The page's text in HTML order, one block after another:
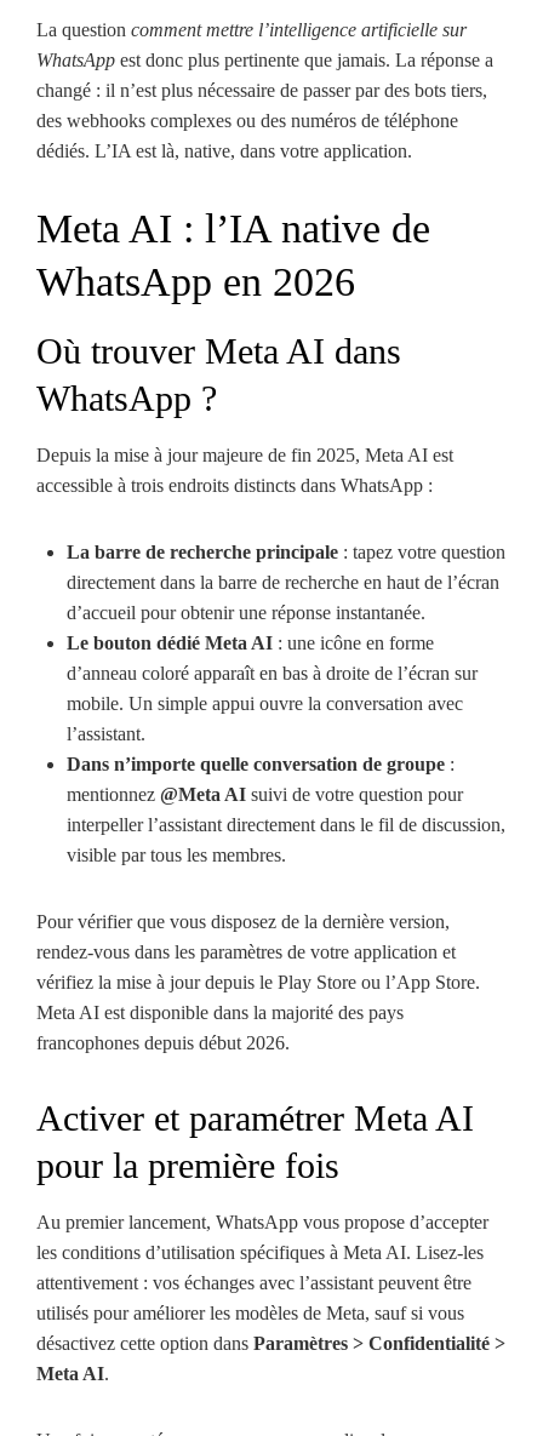
La question comment mettre l’intelligence artificielle sur
WhatsApp est donc plus pertinente que jamais. La réponse a
changé : il n’est plus nécessaire de passer par des bots tiers,
des webhooks complexes ou des numéros de téléphone
dédiés. L’IA est là, native, dans votre application.
Meta AI : l’IA native de
WhatsApp en 2026
Où trouver Meta AI dans
WhatsApp ?
Depuis la mise à jour majeure de fin 2025, Meta AI est
accessible à trois endroits distincts dans WhatsApp :
La barre de recherche principale : tapez votre question
directement dans la barre de recherche en haut de l’écran
d’accueil pour obtenir une réponse instantanée.
Le bouton dédié Meta AI : une icône en forme
d’anneau coloré apparaît en bas à droite de l’écran sur
mobile. Un simple appui ouvre la conversation avec
l’assistant.
Dans n’importe quelle conversation de groupe :
mentionnez @Meta AI suivi de votre question pour
interpeller l’assistant directement dans le fil de discussion,
visible par tous les membres.
Pour vérifier que vous disposez de la dernière version,
rendez-vous dans les paramètres de votre application et
vérifiez la mise à jour depuis le Play Store ou l’App Store.
Meta AI est disponible dans la majorité des pays
francophones depuis début 2026.
Activer et paramétrer Meta AI
pour la première fois
Au premier lancement, WhatsApp vous propose d’accepter
les conditions d’utilisation spécifiques à Meta AI. Lisez-les
attentivement : vos échanges avec l’assistant peuvent être
utilisés pour améliorer les modèles de Meta, sauf si vous
désactivez cette option dans Paramètres > Confidentialité >
Meta AI.